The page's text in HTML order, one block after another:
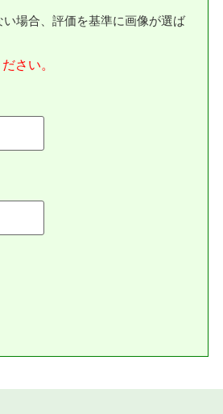
場合、評価を基準に画像が選ば
さい。